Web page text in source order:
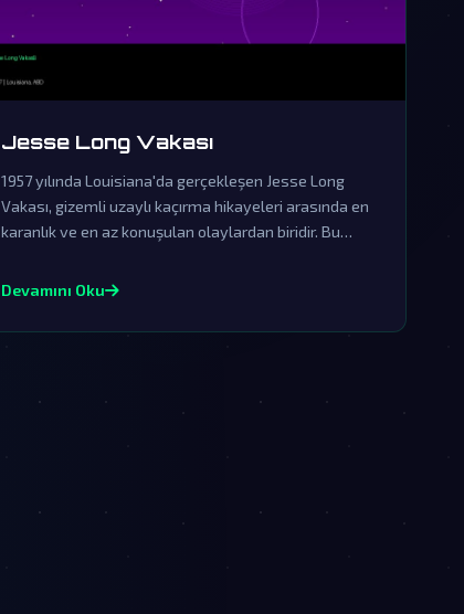
Jesse Long Vakası
1957 yılında Louisiana'da gerçekleşen Jesse Long
Vakası, gizemli uzaylı kaçırma hikayeleri arasında en
karanlık ve en az konuşulan olaylardan biridir. Bu
çabalarına rağmen dünya dışı yaşamın varlığına dair
Devamını Oku